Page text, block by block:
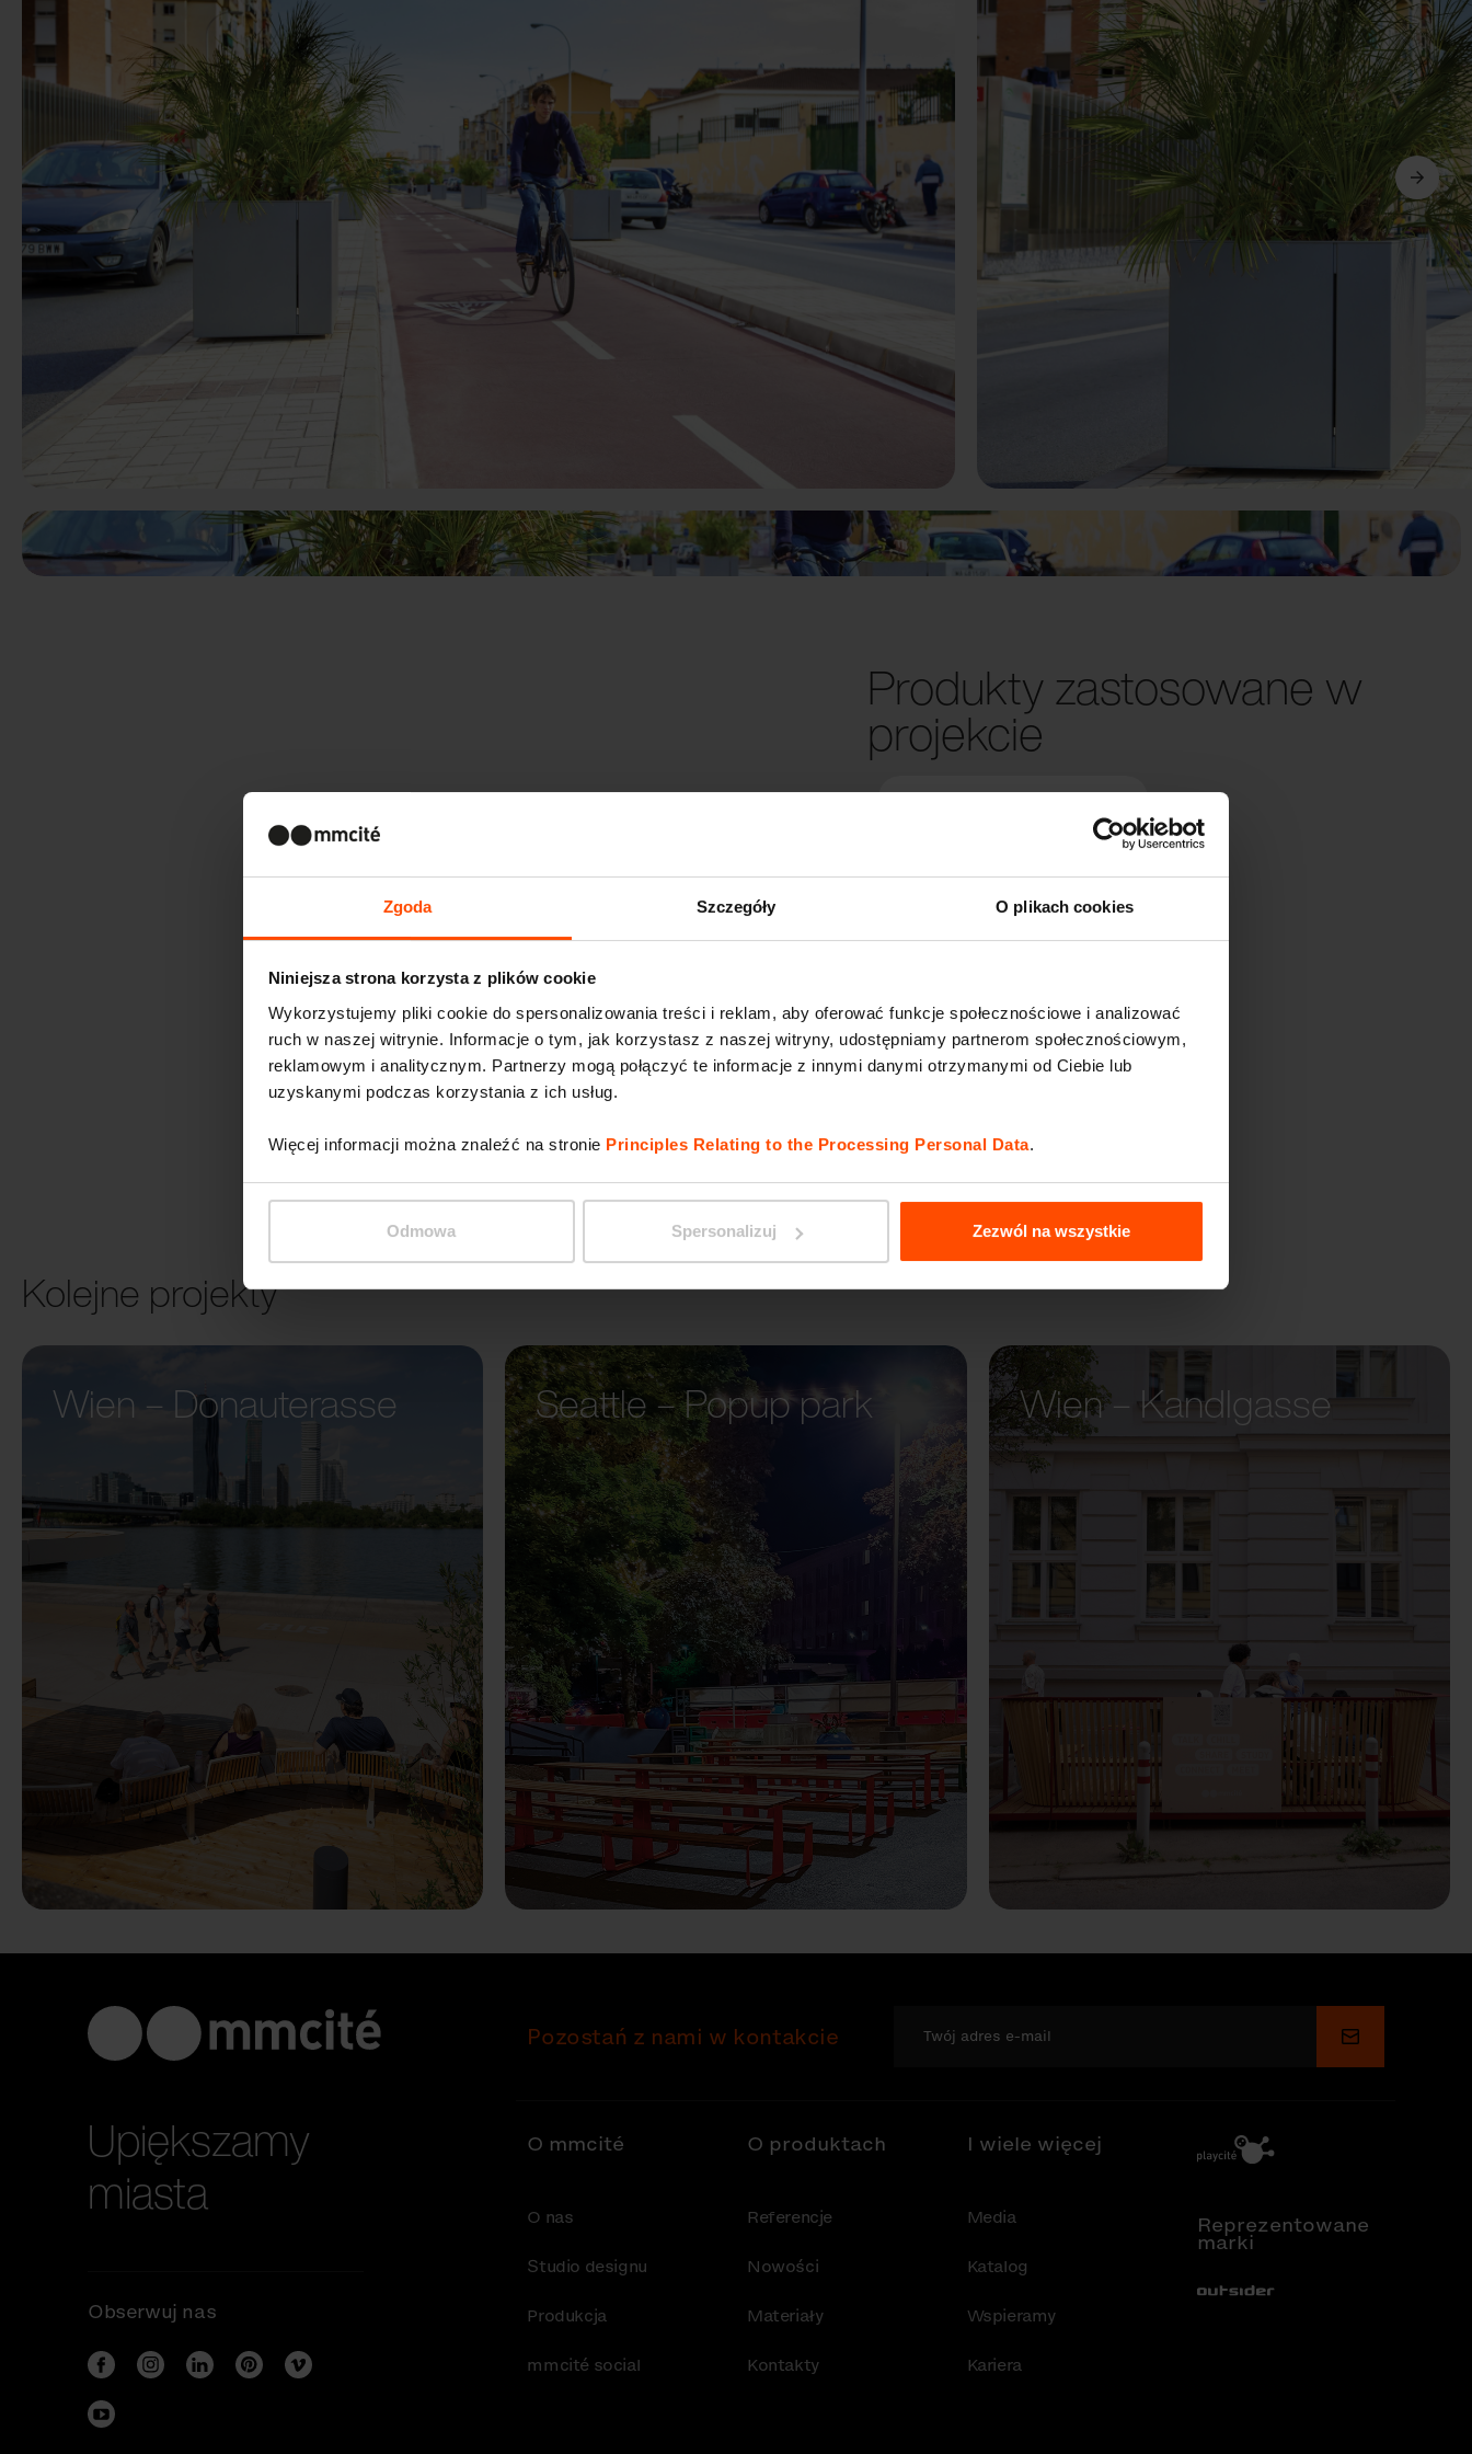
Zgoda Szczegóły O plikach cookies
Niniejsza strona korzysta z plików cookie
Wykorzystujemy pliki cookie do spersonalizowania treści i reklam, aby oferować funkcje społecznościowe i analizować
ruch w naszej witrynie. Informacje o tym, jak korzystasz z naszej witryny, udostępniamy partnerom społecznościowym,
reklamowym i analitycznym. Partnerzy mogą połączyć te informacje z innymi danymi otrzymanymi od Ciebie lub
uzyskanymi podczas korzystania z ich usług.
Więcej informacji można znaleźć na stronie Principles Relating to the Processing Personal Data.
Odmowa Spersonalizuj Zezwól na wszystkie
Poprzedni Dalej
Produkty zastosowane w
projekcie
MALAGENO
Kolejne projekty
Wien – Donauterasse
Seattle – Popup park Wien – Kandlgasse
Upiększamy
miasta
Obserwuj nas
Pozostań z nami w kontakcie Wyślij
O mmcité
O nas
Studio designu
Produkcja
mmcité social
O produktach
Referencje
Nowości
Materiały
Kontakty
I wiele więcej
Media
Katalog
Wspieramy
Kariera
Reprezentowane
marki
Out-Sider